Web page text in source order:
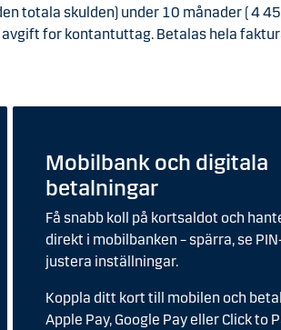
totala skulden) under 10 månader ( 4
for kontantuttag. Betalas hela
Mobilbank och digitala
betalningar
Få snabb koll på kortsaldot och
direkt i mobilbanken – spärra, se
justera inställningar.
Koppla ditt kort till mobilen och
Apple Pay, Google Pay eller Click to